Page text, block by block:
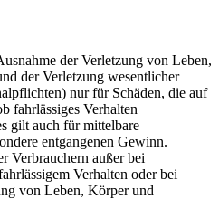
der Verletzung von Leben,
der Verletzung wesentlicher
nur für Schäden, die auf
fahrlässiges Verhalten
gilt auch für mittelbare
entgangenen Gewinn.
Verbrauchern außer bei
Verhalten oder bei
von Leben, Körper und